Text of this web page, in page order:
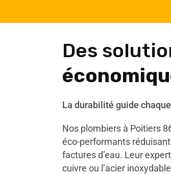
Des
La durabilité guide
Nos plombiers à Poitiers
éco-performants
factures d’eau. Leur
cuivre ou l’acier